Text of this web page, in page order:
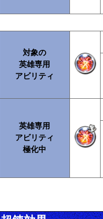
対象の
英雄専用
アビリティ
英雄専用
アビリティ
極化中